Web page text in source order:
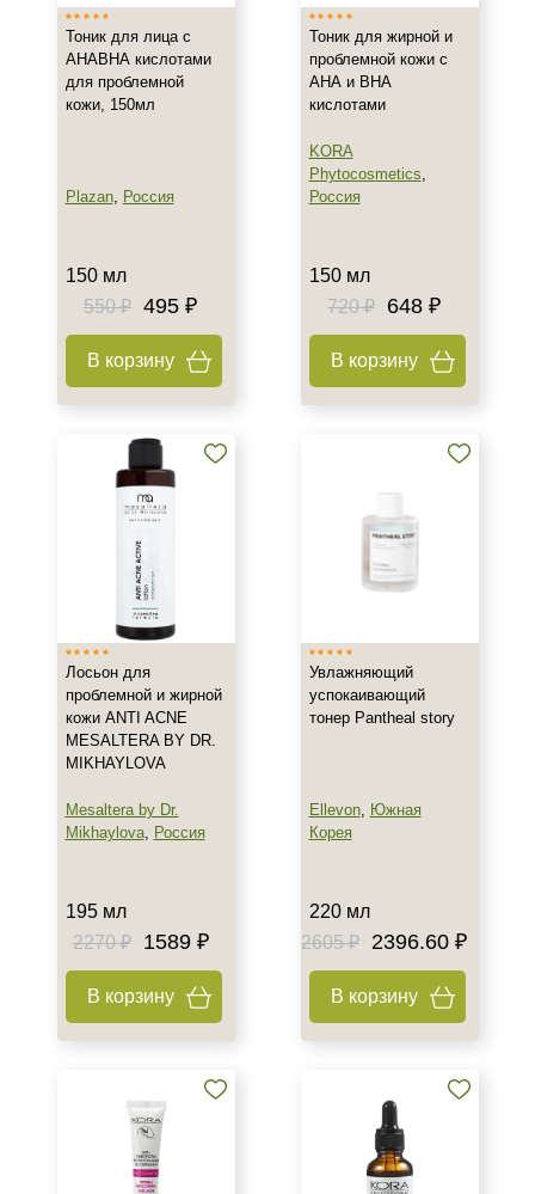
Тоник для лица с
АНАВНА кислотами
для проблемной
кожи, 150мл
Plazan, Россия
150 мл
550 ₽ 495 ₽
В корзину
Тоник для жирной и
проблемной кожи с
АНА и ВНА
кислотами
KORA
Phytocosmetics,
Россия
150 мл
720 ₽
648 ₽
В корзину
Лосьон для
проблемной и жирной
кожи ANTI ACNE
MESALTERA BY DR.
MIKHAYLOVA
Mesaltera by Dr.
Mikhaylova, Россия
195 мл
2270 ₽
1589 ₽
В корзину
Увлажняющий
успокаивающий
тонер Pantheal story
Ellevon, Южная
Корея
220 мл
2605 ₽
2396.60 ₽
В корзину